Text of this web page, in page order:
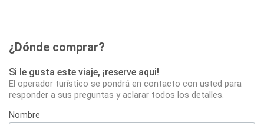
¿Dónde comprar?
Si le gusta este viaje, ¡reserve aqui!
El operador turístico se pondrá en contacto con usted para
responder a sus preguntas y aclarar todos los detalles.
Nombre